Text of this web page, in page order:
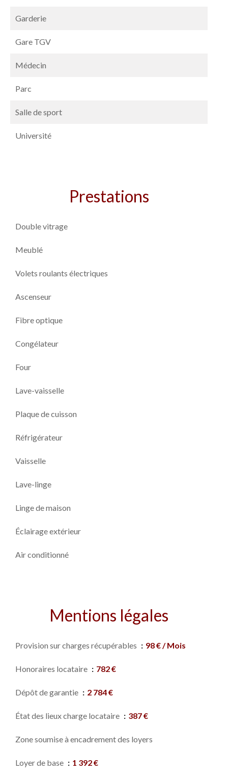
Garderie
Gare TGV
Médecin
Parc
Salle de sport
Université
Prestations
Double vitrage
Meublé
Volets roulants électriques
Ascenseur
Fibre optique
Congélateur
Four
Lave-vaisselle
Plaque de cuisson
Réfrigérateur
Vaisselle
Lave-linge
Linge de maison
Éclairage extérieur
Air conditionné
Mentions légales
Provision sur charges récupérables 98 € / Mois
Honoraires locataire 782 €
Dépôt de garantie 2 784 €
État des lieux charge locataire 387 €
Zone soumise à encadrement des loyers
Loyer de base 1 392 €